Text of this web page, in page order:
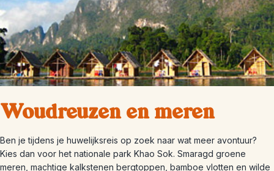
Woudreuzen en meren
Ben je tijdens je huwelijksreis op zoek naar wat meer avontuur?
Kies dan voor het nationale park Khao Sok. Smaragd groene
meren, machtige kalkstenen bergtoppen, bamboe vlotten en wilde